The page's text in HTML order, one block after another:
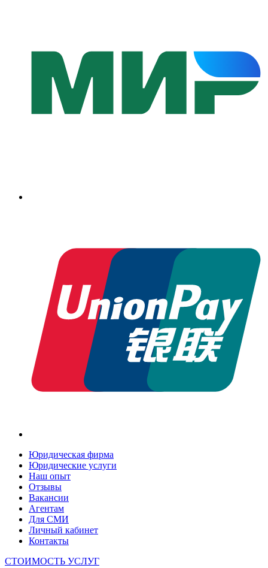
Юридическая фирма
Юридические услуги
Наш опыт
Отзывы
Вакансии
Агентам
Для СМИ
Личный кабинет
Контакты
СТОИМОСТЬ УСЛУГ